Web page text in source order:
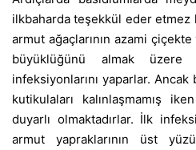
ilkbaharda teşekkül eder etmez
armut ağaçlarının azami
büyüklüğünü almak
infeksiyonlarını yaparlar.
kutikulaları kalınlaşmamış
duyarlı olmaktadırlar. İlk
armut yapraklarının üst